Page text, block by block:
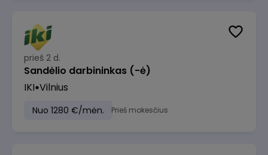
prieš 2 d.
Sandėlio darbininkas (-ė)
IKI Vilnius
Nuo 1280 €/mėn. Prieš mokesčius